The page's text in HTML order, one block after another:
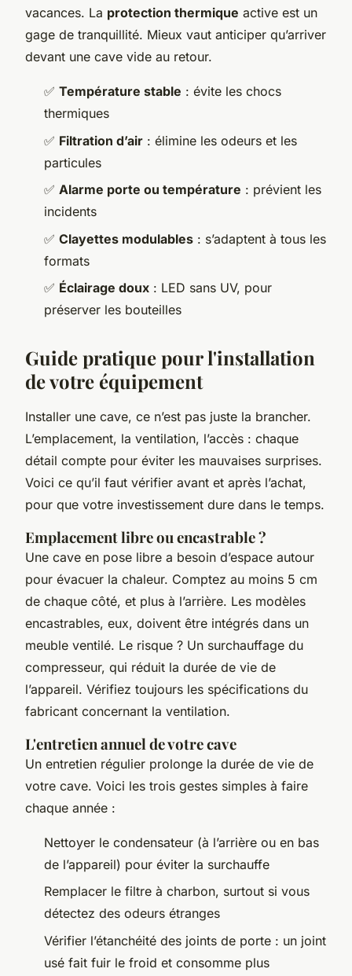
vacances. La protection thermique active est un
gage de tranquillité. Mieux vaut anticiper qu’arriver
devant une cave vide au retour.
✅ Température stable : évite les chocs
thermiques
✅ Filtration d’air : élimine les odeurs et les
particules
✅ Alarme porte ou température : prévient les
incidents
✅ Clayettes modulables : s’adaptent à tous les
formats
✅ Éclairage doux : LED sans UV, pour
préserver les bouteilles
Guide pratique pour l'installation
de votre équipement
Installer une cave, ce n’est pas juste la brancher.
L’emplacement, la ventilation, l’accès : chaque
détail compte pour éviter les mauvaises surprises.
Voici ce qu’il faut vérifier avant et après l’achat,
pour que votre investissement dure dans le temps.
Emplacement libre ou encastrable ?
Une cave en pose libre a besoin d’espace autour
pour évacuer la chaleur. Comptez au moins 5 cm
de chaque côté, et plus à l’arrière. Les modèles
encastrables, eux, doivent être intégrés dans un
meuble ventilé. Le risque ? Un surchauffage du
compresseur, qui réduit la durée de vie de
l’appareil. Vérifiez toujours les spécifications du
fabricant concernant la ventilation.
L'entretien annuel de votre cave
Un entretien régulier prolonge la durée de vie de
votre cave. Voici les trois gestes simples à faire
chaque année :
Nettoyer le condensateur (à l’arrière ou en bas
de l’appareil) pour éviter la surchauffe
Remplacer le filtre à charbon, surtout si vous
détectez des odeurs étranges
Vérifier l’étanchéité des joints de porte : un joint
usé fait fuir le froid et consomme plus